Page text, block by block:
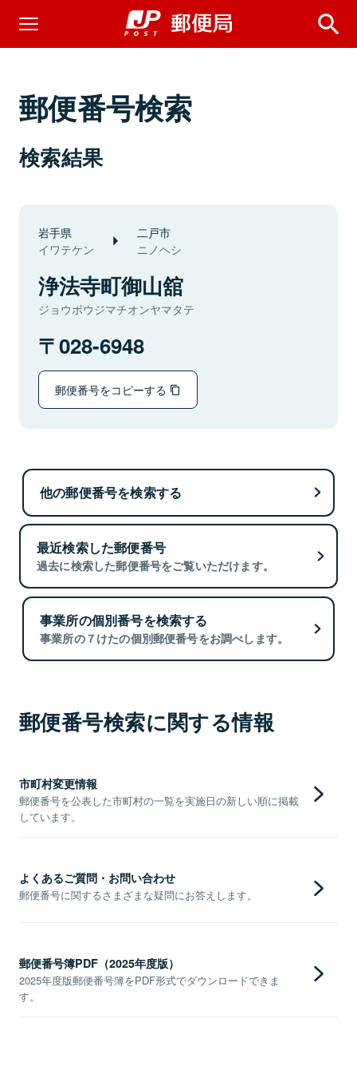
郵便番号検索
検索結果
岩手県
イワテケン
二戸市
ニノヘシ
浄法寺町御山舘
ジョウボウジマチオンヤマタテ
028-6948
郵便番号をコピーする
他の郵便番号を検索する
最近検索した郵便番号
過去に検索した郵便番号をご覧いただけます。
事業所の個別番号を検索する
事業所の７けたの個別郵便番号をお調べします。
郵便番号検索に関する情報
市町村変更情報
郵便番号を公表した市町村の一覧を実施日の新しい順に掲載
しています。
よくあるご質問・お問い合わせ
郵便番号に関するさまざまな疑問にお答えします。
郵便番号簿PDF（2025年度版）
2025年度版郵便番号簿をPDF形式でダウンロードできま
す。